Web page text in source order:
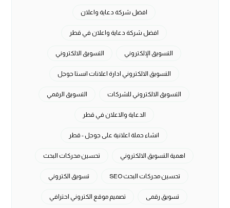
افضل شركة دعاية واعلان
افضل شركة دعاية واعلان في قطر
التسويق الإلكتروني التسويق الالكتروني
التسويق الالكتروني ادارة اعلانات انستا جوجل
التسويق الالكتروني للشركات التسويق الرقمي
الدعاية والاعلان في قطر
انشاء حملة اعلانية على جوجل - قطر
اهمية التسويق الالكتروني تحسين محركات البحث
تحسين محركات البحث SEO تسويق الكتروني
تسويق رقمى تصميم موقع الكتروني احترافي